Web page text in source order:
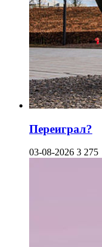
Переиграл?
03-08-2026 3 275